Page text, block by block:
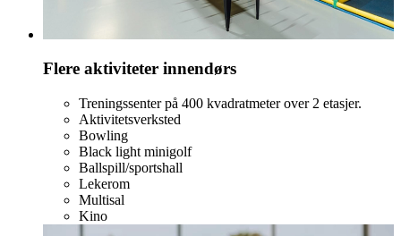
Flere aktiviteter innendørs
Treningssenter på 400 kvadratmeter over 2 etasjer.
Aktivitetsverksted
Bowling
Black light minigolf
Ballspill/sportshall
Lekerom
Multisal
Kino